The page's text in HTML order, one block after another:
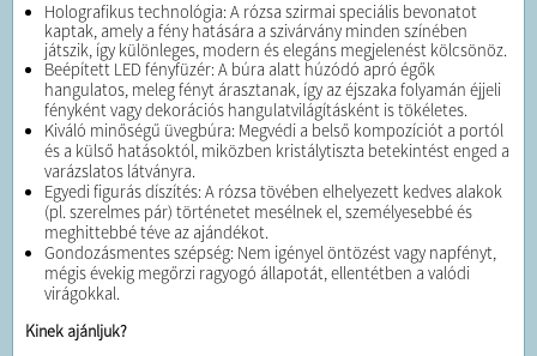
Holografikus technológia: A rózsa szirmai speciális bevonatot
kaptak, amely a fény hatására a szivárvány minden színében
játszik, így különleges, modern és elegáns megjelenést kölcsönöz.
Beépített LED fényfüzér: A búra alatt húzódó apró égők
hangulatos, meleg fényt árasztanak, így az éjszaka folyamán éjjeli
fényként vagy dekorációs hangulatvilágításként is tökéletes.
Kiváló minőségű üvegbúra: Megvédi a belső kompozíciót a portól
és a külső hatásoktól, miközben kristálytiszta betekintést enged a
varázslatos látványra.
Egyedi figurás díszítés: A rózsa tövében elhelyezett kedves alakok
(pl. szerelmes pár) történetet mesélnek el, személyesebbé és
meghittebbé téve az ajándékot.
Gondozásmentes szépség: Nem igényel öntözést vagy napfényt,
mégis évekig megőrzi ragyogó állapotát, ellentétben a valódi
virágokkal.
Kinek ajánljuk?